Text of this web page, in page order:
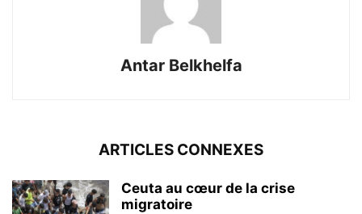
Antar Belkhelfa
ARTICLES CONNEXES
Ceuta au cœur de la crise
migratoire